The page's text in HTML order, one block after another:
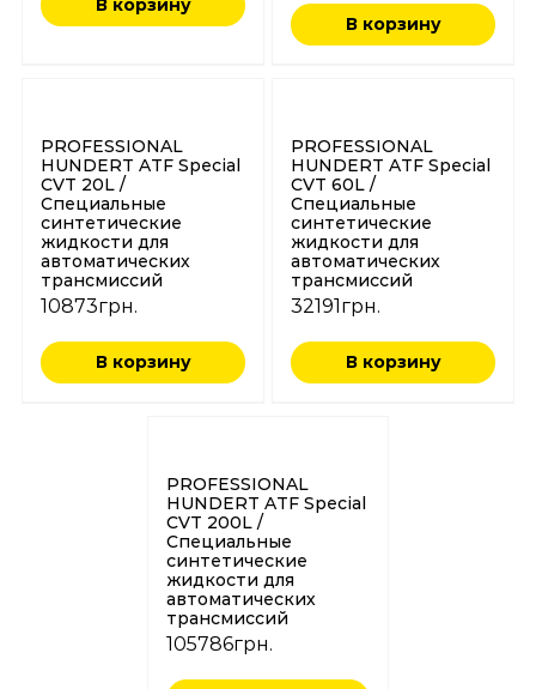
В корзину
В корзину
PROFESSIONAL
HUNDERT ATF Special
CVT 20L /
Специальные
синтетические
жидкости для
автоматических
трансмиссий
10873грн.
В корзину
PROFESSIONAL
HUNDERT ATF Special
CVT 60L /
Специальные
синтетические
жидкости для
автоматических
трансмиссий
32191грн.
В корзину
PROFESSIONAL
HUNDERT ATF Special
CVT 200L /
Специальные
синтетические
жидкости для
автоматических
трансмиссий
105786грн.